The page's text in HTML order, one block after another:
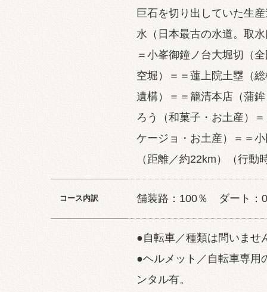
巨石を切り出していた生
水（日本最古の水道。取
＝小峯御鐘ノ台大堀切（
空堀）＝＝蓮上院土塁（
遺構）＝＝籠清本店（蒲
ろう（和菓子・お土産）
ケージョ・お土産）＝＝
（距離／約22km）（行動
コース内訳 舗装路：100％ ダート：
●自転車／種類は問いませ
●ヘルメット／自転車専用
ンタル有。